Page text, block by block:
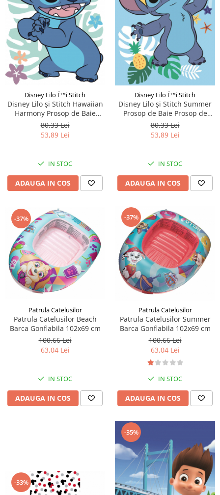
Disney Lilo È™i Stitch
Disney Lilo și Stitch Hawaiian
Harmony Prosop de Baie
Prosop de Plaja 70x140cm
80,33 Lei
53,89 Lei
IN STOC
ADAUGA IN COS
Disney Lilo È™i Stitch
Disney Lilo și Stitch Summer
Prosop de Baie Prosop de
Plaja 70x140cm
80,33 Lei
53,89 Lei
IN STOC
ADAUGA IN COS
-37%
Patrula Catelusilor
Patrula Catelusilor Beach
Barca Gonflabila 102x69 cm
100,66 Lei
63,04 Lei
IN STOC
ADAUGA IN COS
-37%
Patrula Catelusilor
Patrula Catelusilor Summer
Barca Gonflabila 102x69 cm
100,66 Lei
63,04 Lei
IN STOC
ADAUGA IN COS
-33%
-35%